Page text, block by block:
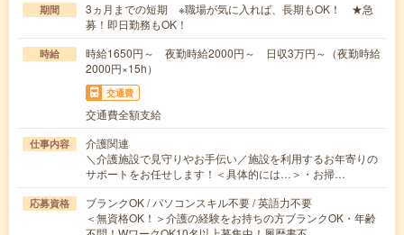
期間
3ヵ月までの短期 ※職場が気に入れば、長期もOK！ ★急
募！即日勤務もOK！
時給
時給1650円～ 夜勤時給2000円～ 日収3万円～（夜勤時給
2000円×15h）
交通費
交通費全額支給
仕事内容
介護関連
＼介護施設で見守りやお手伝い／施設を利用するお年寄りの
サポートをお任せします！＜具体的には…＞・お掃…
応募資格
ブランクOK / パソコンスキル不要 / 英語力不要
＜無資格OK！＞介護の経験をお持ちの方ブランクOK・年齢